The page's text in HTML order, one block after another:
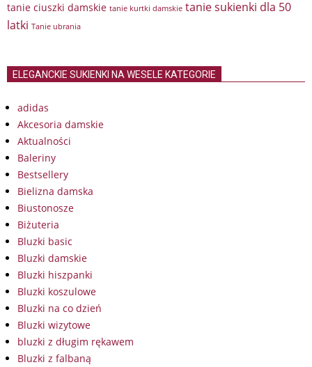
tanie ciuszki damskie tanie kurtki damskie tanie sukienki dla 50
latki Tanie ubrania
ELEGANCKIE SUKIENKI NA WESELE KATEGORIE
adidas
Akcesoria damskie
Aktualności
Baleriny
Bestsellery
Bielizna damska
Biustonosze
Biżuteria
Bluzki basic
Bluzki damskie
Bluzki hiszpanki
Bluzki koszulowe
Bluzki na co dzień
Bluzki wizytowe
bluzki z długim rękawem
Bluzki z falbaną